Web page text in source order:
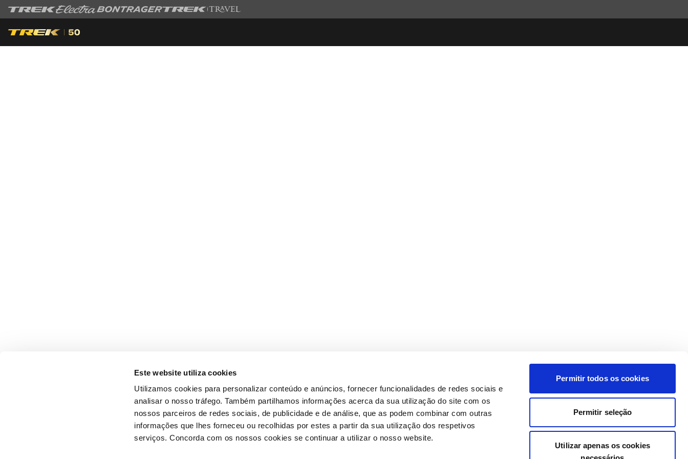
Este website utiliza cookies
Utilizamos cookies para personalizar conteúdo e anúncios, fornecer funcionalidades de redes sociais e
analisar o nosso tráfego. Também partilhamos informações acerca da sua utilização do site com os
nossos parceiros de redes sociais, de publicidade e de análise, que as podem combinar com outras
informações que lhes forneceu ou recolhidas por estes a partir da sua utilização dos respetivos
serviços. Concorda com os nossos cookies se continuar a utilizar o nosso website.
Permitir todos os cookies
Permitir seleção
Utilizar apenas os cookies